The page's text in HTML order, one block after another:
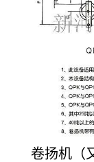
卷扬机（